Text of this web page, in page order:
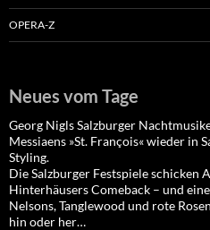
OPERA-Z
Neues vom Tage
Georg Nigls Salzburger
Messiaens »St. François« wieder in
Styling.
Die Salzburger Festspiele schicken
Hinterhäusers Comeback – und
Nelsons, Tanglewood und rote
hin oder her…